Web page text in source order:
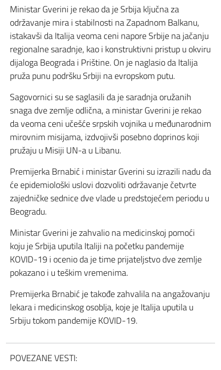
Ministar Gverini je rekao da je Srbija ključna za
održavanje mira i stabilnosti na Zapadnom Balkanu,
istakavši da Italija veoma ceni napore Srbije na jačanju
regionalne saradnje, kao i konstruktivni pristup u okviru
dijaloga Beograda i Prištine. On je naglasio da Italija
pruža punu podršku Srbiji na evropskom putu.
Sagovornici su se saglasili da je saradnja oružanih
snaga dve zemlje odlična, a ministar Gverini je rekao
da veoma ceni učešće srpskih vojnika u međunarodnim
mirovnim misijama, izdvojivši posebno doprinos koji
pružaju u Misiji UN-a u Libanu.
Premijerka Brnabić i ministar Gverini su izrazili nadu da
će epidemiološki uslovi dozvoliti održavanje četvrte
zajedničke sednice dve vlade u predstojećem periodu u
Beogradu.
Ministar Gverini je zahvalio na medicinskoj pomoći
koju je Srbija uputila Italiji na početku pandemije
KOVID-19 i ocenio da je time prijateljstvo dve zemlje
pokazano i u teškim vremenima.
Premijerka Brnabić je takođe zahvalila na angažovanju
lekara i medicinskog osoblja, koje je Italija uputila u
Srbiju tokom pandemije KOVID-19.
POVEZANE VESTI: